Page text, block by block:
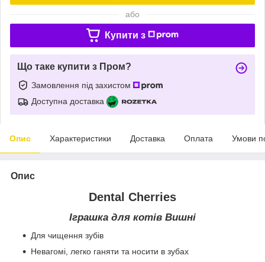
або
Купити з
Що таке купити з Пром?
Замовлення під захистом
Доступна доставка
Опис Характеристики Доставка Оплата Умови
Опис
Dental Cherries
Іграшка для котів Вишні
Для чищення зубів
Невагомі, легко ганяти та носити в зубах